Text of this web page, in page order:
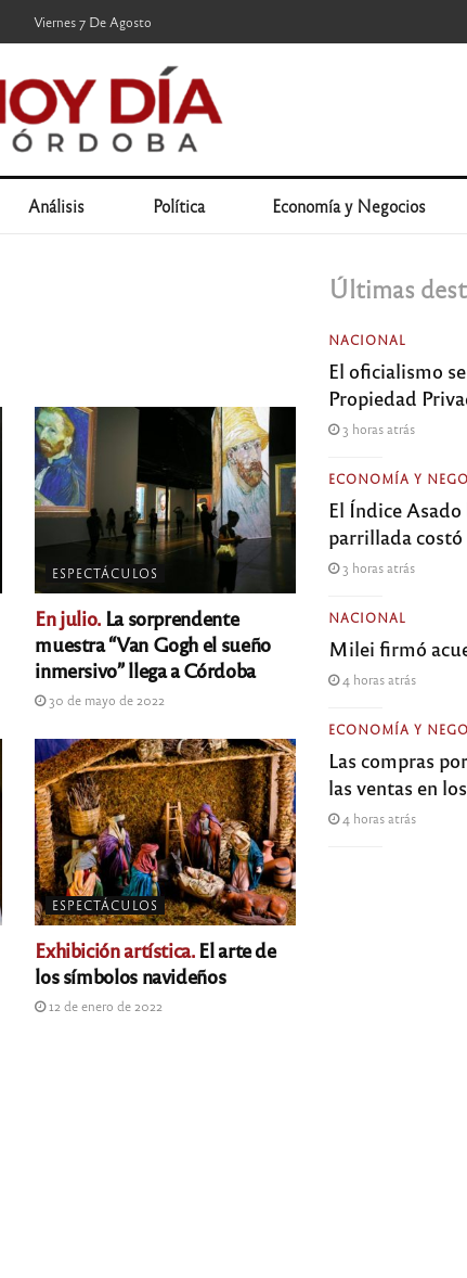
Viernes 7 De Agosto
Análisis Política Economía y Negocios
ESPECTÁCULOS
En julio. La sorprendente
muestra “Van Gogh el sueño
inmersivo” llega a Córdoba
30 de mayo de 2022
ESPECTÁCULOS
Exhibición artística.El arte de
los símbolos navideños
12 de enero de 2022
Últimas
NACIONAL
El oficialismo
Propiedad
3 horas atrás
ECONOMÍA Y
El Índice
parrillada costó
3 horas atrás
NACIONAL
Milei firmó
4 horas atrás
ECONOMÍA Y
Las compras
las ventas en
4 horas atrás